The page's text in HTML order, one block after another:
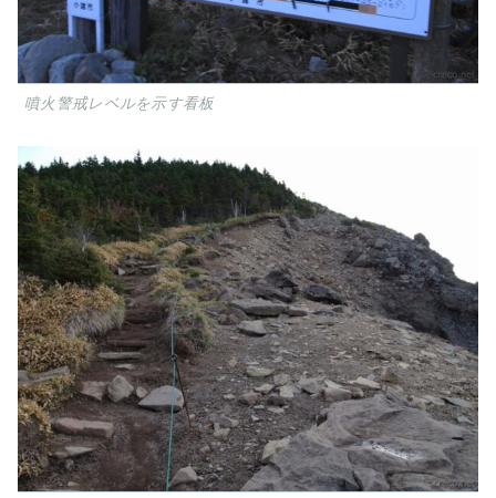
噴火警戒レベルを示す看板